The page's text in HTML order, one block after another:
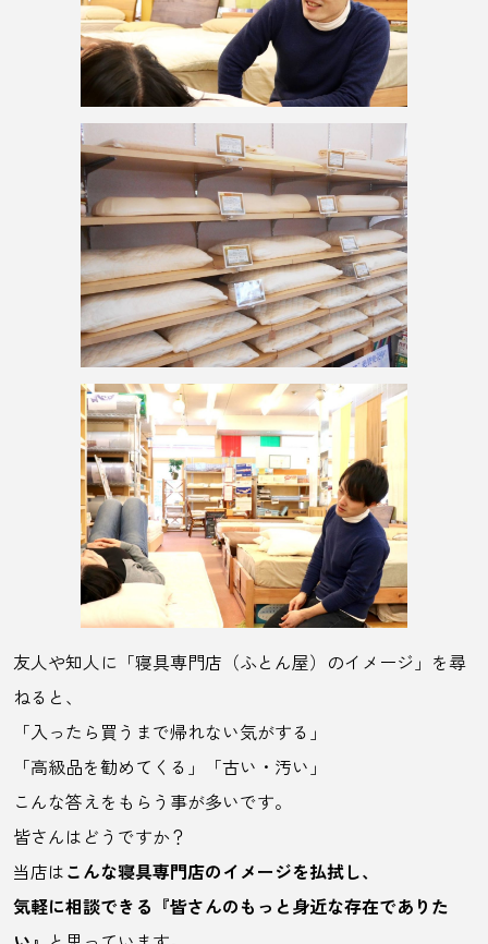
友人や知人に「寝具専門店（ふとん屋）のイメージ」を尋
ねると、
「入ったら買うまで帰れない気がする」
「高級品を勧めてくる」
「古い・汚い」
こんな答えをもらう事が多いです。
皆さんはどうですか？
当店はこんな寝具専門店のイメージを払拭し、
気軽に相談できる 『皆さんのもっと身近な存在でありた